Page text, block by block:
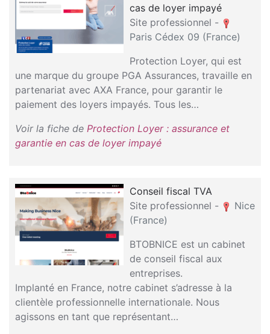
cas de loyer impayé
Site professionnel -
Paris Cédex 09 (France)
Protection Loyer, qui est
une marque du groupe PGA Assurances, travaille en
partenariat avec AXA France, pour garantir le
paiement des loyers impayés. Tous les…
Voir la fiche de Protection Loyer : assurance et
garantie en cas de loyer impayé
Conseil fiscal TVA
Site professionnel -
Nice
(France)
BTOBNICE est un cabinet
de conseil fiscal aux
entreprises.
Implanté en France, notre cabinet s’adresse à la
clientèle professionnelle internationale. Nous
agissons en tant que représentant…